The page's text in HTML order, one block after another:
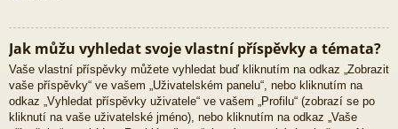
Jak můžu vyhledat svoje vlastní příspěvky a témata?
Vaše vlastní příspěvky můžete vyhledat buď kliknutím na odkaz „Zobrazit
vaše příspěvky“ ve vašem „Uživatelském panelu“, nebo kliknutím na
odkaz „Vyhledat příspěvky uživatele“ ve vašem „Profilu“ (zobrazí se po
kliknutí na vaše uživatelské jméno), nebo kliknutím na odkaz „Vaše